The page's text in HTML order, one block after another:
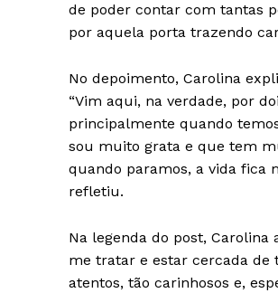
de poder contar com tantas
por aquela porta trazendo
No depoimento, Carolina
“Vim aqui, na verdade, por
principalmente quando
sou muito grata e que tem
quando paramos, a vida fica
refletiu.
Na legenda do post,
me tratar e estar cercada de
atentos, tão carinhosos e,